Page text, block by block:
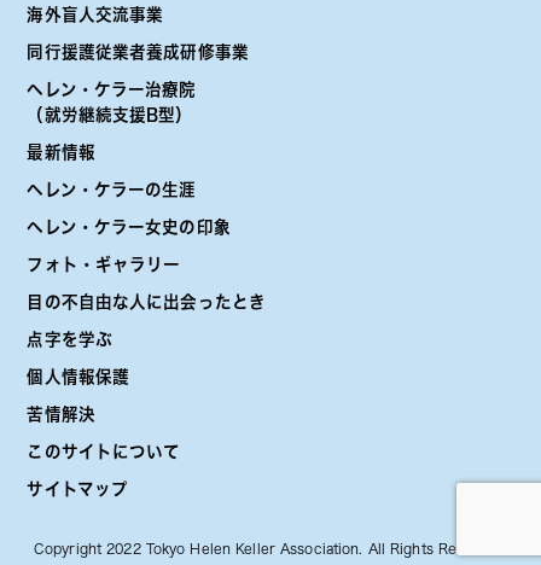
海外盲人交流事業
同行援護従業者養成研修事業
ヘレン・ケラー治療院
（就労継続支援B型）
最新情報
ヘレン・ケラーの生涯
ヘレン・ケラー女史の印象
フォト・ギャラリー
目の不自由な人に出会ったとき
点字を学ぶ
個人情報保護
苦情解決
このサイトについて
サイトマップ
Copyright 2022 Tokyo Helen Keller Association. All Rights Reserved.